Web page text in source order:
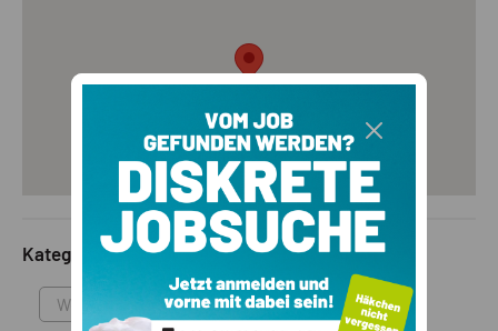
Raumaufteilung und 3-fach verglasten Fenstern genießen Sie
Ruhe, Wärme und Privatsphäre. Zentrale Wohnlage im Herzen
– ein Ort, der begeistert und Wert schafft. Entscheiden Sie
sich jetzt für Ihre Zukunft im „Residence Monika“ – Ihrem
neuen Lebensmittelpunkt in Wiesen/Pfitsch!
Kategorie
Wohnung